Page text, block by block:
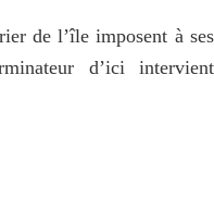
de l’île imposent à ses
d’ici intervient